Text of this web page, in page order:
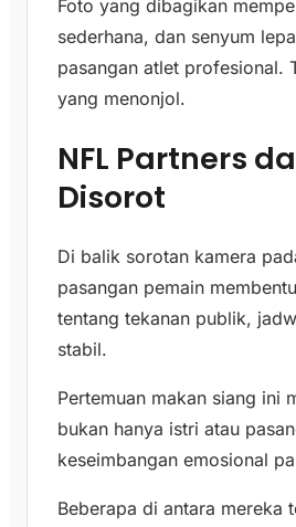
Foto yang dibagikan
sederhana, dan senyum
pasangan atlet profesional.
yang menonjol.
NFL Partners
Disorot
Di balik sorotan kamera
pasangan pemain
tentang tekanan publik,
stabil.
Pertemuan makan siang ini
bukan hanya istri atau
keseimbangan emosional
Beberapa di antara mereka